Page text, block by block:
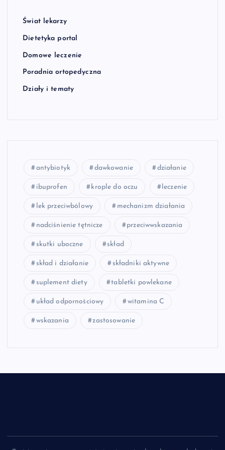
Świat lekarzy
Dietetyka portal
Domowe leczenie
Poradnia ortopedyczna
Działy i tematy
antybiotyk dawkowanie działanie
ibuprofen krople do oczu leczenie
lek przeciwbólowy mechanizm działania
nadciśnienie tętnicze przeciwwskazania
skutki uboczne skład
skład i działanie składniki aktywne
suplement diety tabletki powlekane
układ odpornościowy witamina C
wskazania zastosowanie